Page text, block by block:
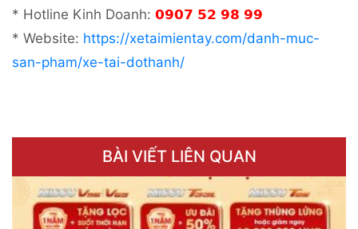
* Hotline Kinh Doanh: 𝟬𝟵𝟬𝟳 𝟱𝟮 𝟵𝟴 𝟵𝟵
* Website: https://xetaimientay.com/danh-muc-
san-pham/xe-tai-dothanh/
BÀI VIẾT LIÊN QUAN